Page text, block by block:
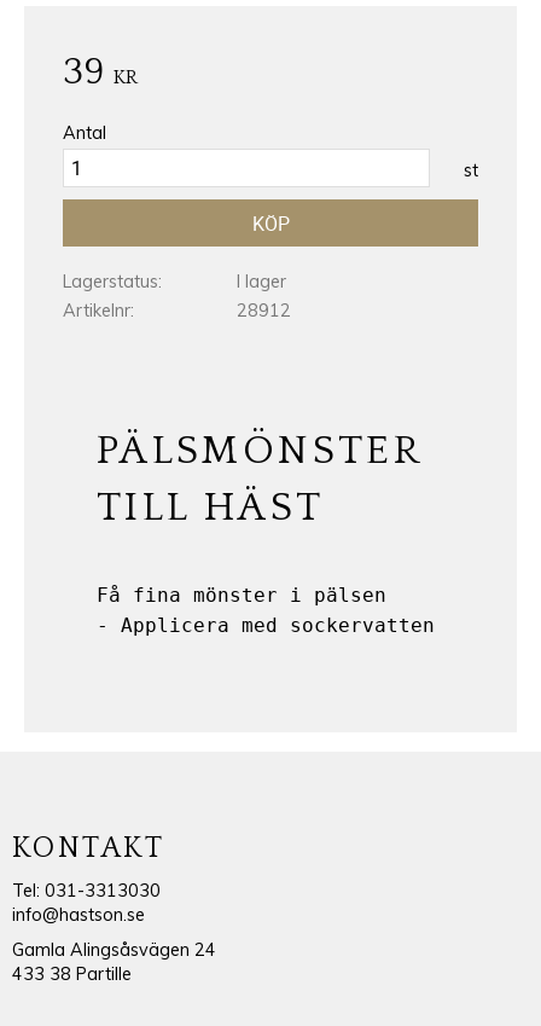
39 KR
Antal
st
KÖP
Lagerstatus
I lager
Artikelnr
28912
PÄLSMÖNSTER
TILL HÄST
Få fina mönster i pälsen
- Applicera med sockervatten mot
KONTAKT
Tel: 031-3313030
info@hastson.se
Gamla Alingsåsvägen 24
433 38 Partille